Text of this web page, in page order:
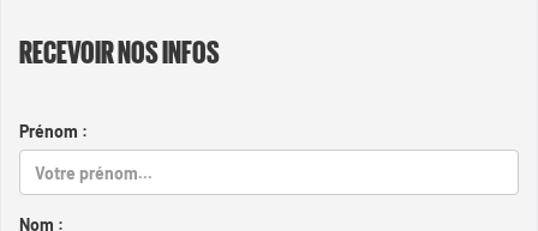
RECEVOIR NOS INFOS
Prénom :
Nom :